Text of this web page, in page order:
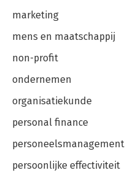
marketing
mens en maatschappij
non-profit
ondernemen
organisatiekunde
personal finance
personeelsmanagement
persoonlijke effectiviteit